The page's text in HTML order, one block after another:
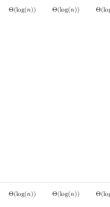
Θ(log(𝑛))
Θ(log(n)) Θ(log(𝑛))
Θ(log(n)) Θ(lo
Θ(
Θ(log(𝑛))
Θ(log(n)) Θ(log(𝑛))
Θ(log(n)) Θ(lo
Θ(